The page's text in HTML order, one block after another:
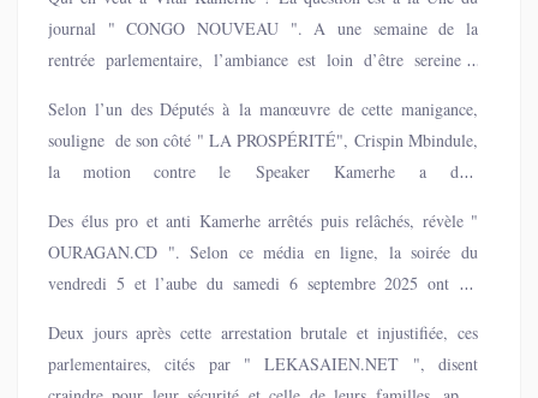
la chambre basse du parlement, où un bras de fer politique
s'observe entre les deux personnalités.
journal " CONGO NOUVEAU ". A une semaine de la
rentrée parlementaire, l’ambiance est loin d’être sereine à
une motion de défiance initiée par un groupe de députés à
l’encontre de Vital Kamerhe, président de la Chambre basse du
Parlement, et des autres membres du bureau.
Selon l’un des Députés à la manœuvre de cette manigance,
souligne de son côté " LA PROSPÉRITÉ", Crispin Mbindule,
la motion contre le Speaker Kamerhe a déjà
Des élus pro et anti Kamerhe arrêtés puis relâchés, révèle "
OURAGAN.CD ". Selon ce média en ligne, la soirée du
vendredi 5 et l’aube du samedi 6 septembre 2025 ont été
députés nationaux appartenant aux deux courants opposés de la
majorité Union sacrée. Selon plusieurs témoignages
Deux jours après cette arrestation brutale et injustifiée, ces
parlementaires, cités par " LEKASAIEN.NET ", disent